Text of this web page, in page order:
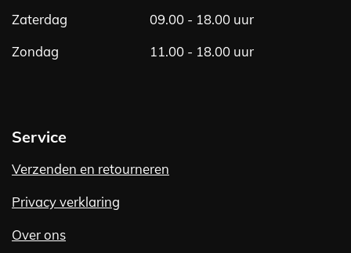
Zaterdag
09.00 - 18.00 uur
Zondag
11.00 - 18.00 uur
Service
Verzenden en retourneren
Privacy verklaring
Over ons